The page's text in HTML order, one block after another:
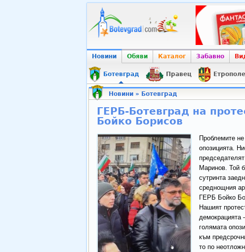
Новини Обяви Каталог Забавно
Ботевград Правец Етрополе
Новини» Ботевград
ГЕРБ-Ботевград на
Бойко Борисов
Проблемите
опозицията.
Маринов. Той
сутринта
среднощния
ГЕРБ Бойко
Нашият
демокрацията
голямата
към
то по